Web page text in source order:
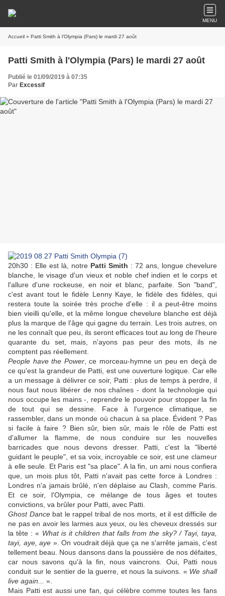
MENU
Accueil » Patti Smith à l'Olympia (Pars) le mardi 27 août
Patti Smith à l'Olympia (Pars) le mardi 27 août
Publié le 01/09/2019 à 07:35
Par Excessif
20h30 : Elle est là, notre Patti Smith : 72 ans, longue chevelure
blanche, le visage d'un vieux et noble chef indien et le corps et
l'allure d'une rockeuse, en noir et blanc, parfaite. Son "band",
c'est avant tout le fidèle Lenny Kaye, le fidèle des fidèles, qui
restera toute la soirée très proche d'elle : il a peut-être moins
bien vieilli qu'elle, et la même longue chevelure blanche est déjà
plus la marque de l'âge qui gagne du terrain. Les trois autres, on
ne les connaît que peu, ils seront efficaces tout au long de l'heure
quarante du set, mais, n'ayons pas peur des mots, ils ne
comptent pas réellement.
People have the Power, ce morceau-hymne un peu en deçà de
ce qu'est la grandeur de Patti, est une ouverture logique. Car elle
a un message à délivrer ce soir, Patti : plus de temps à perdre, il
nous faut nous libérer de nos chaînes - dont la technologie qui
nous occupe les mains -, reprendre le pouvoir pour stopper la fin
de tout qui se dessine. Face à l'urgence climatique, se
rassembler, dans un monde où chacun à sa place. Évident ? Pas
si facile à faire ? Bien sûr, bien sûr, mais le rôle de Patti est
d'allumer la flamme, de nous conduire sur les nouvelles
barricades que nous devons dresser. Patti, c'est la "liberté
guidant le peuple", et sa voix, incroyable ce soir, est une clameur
à elle seule. Et Paris est "sa place". A la fin, un ami nous confiera
que, un mois plus tôt, Patti n'avait pas cette force à Londres :
Londres n'a jamais brûlé, n'en déplaise au Clash, comme Paris.
Et ce soir, l'Olympia, ce mélange de tous âges et toutes
convictions, va brûler pour Patti, avec Patti.
Ghost Dancebat le rappel tribal de nos morts, et il est difficile de
ne pas en avoir les larmes aux yeux, ou les cheveux dressés sur
la tête : « What is it children that falls from the sky? / Tayi, taya,
tayi, aye, aye ». On voudrait déjà que ça ne s'arrête jamais, c'est
tellement beau. Nous dansons dans la poussière de nos défaites,
car nous savons qu'à la fin, nous vaincrons. Oui, Patti nous
conduit sur le sentier de la guerre, et nous la suivons. « We shall
live again...
».
Mais Patti est aussi une fan, qui célèbre comme toutes les fans